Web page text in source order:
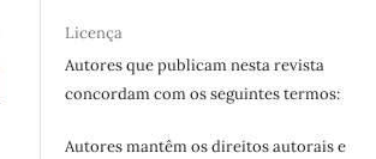
Licença
Autores que publicam nesta revista
concordam com os seguintes termos:
Autores mantêm os direitos autorais e